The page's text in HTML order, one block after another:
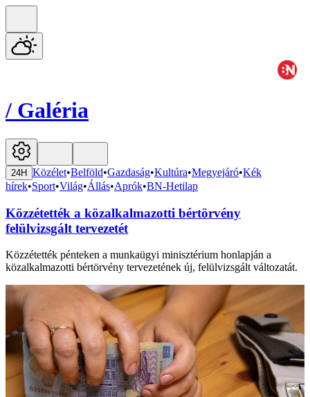
/ Galéria
24H Közélet•Belföld•Gazdaság•Kultúra•Megyejáró•Kék
hírek•Sport•Világ•Állás•Aprók•BN-Hetilap
Közzétették a közalkalmazotti bértörvény
felülvizsgált tervezetét
Közzétették pénteken a munkaügyi minisztérium honlapján a
közalkalmazotti bértörvény tervezetének új, felülvizsgált változatát.